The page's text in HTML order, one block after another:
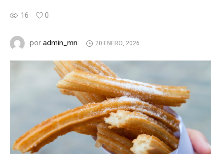
16 0
por admin_mn 20 ENERO, 2026